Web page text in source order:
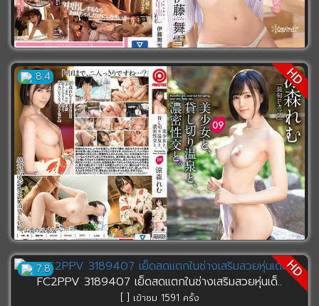
CAWD-243 สอนน้องวนไปสายใยขึ้นครู Itou..
[ 0 ] เข้าชม 1333 ครั้ง
8.4 HD
ABP-960 Suzumori Remu ทริปหัวขวด ขัดจรวดออนเซ..
[ 0 ] เข้าชม 1372 ครั้ง
7.8 HD
FC2PPV 3189407 เย็ดสดแตกในช่างเสริมสวยหุ่นเด็..
[ ] เข้าชม 1591 ครั้ง